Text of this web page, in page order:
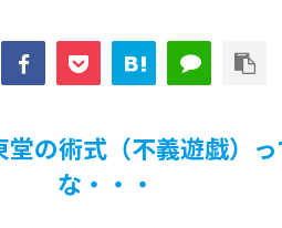
リ・榎本彩乃、グラビア披露！透明感が凄い
全に見えてる動画が拡散されてしまう…
新グッズ、流石に一線を越えてしまう
堂の術式（不義遊戯）
な・・・